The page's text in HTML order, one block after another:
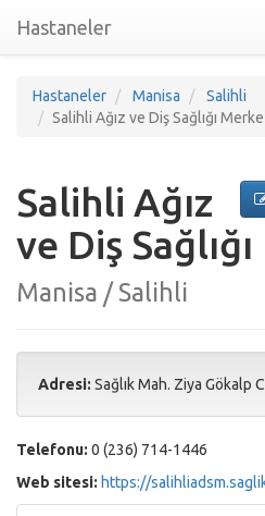
Hastaneler
Hastaneler Manisa
Salihli
Salihli Ağız ve Diş Sağlığı
Salihli Ağız
ve Diş
Manisa / Salihli
Adresi: Sağlık Mah. Ziya Gökalp
Telefonu: 0 (236) 714-1446
Web sitesi: https://